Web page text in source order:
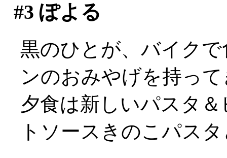
#3 ぽよる
黒のひとが、バイク
ンのおみやげを持っ
夕食は新しいパスタ
トソースきのこパス